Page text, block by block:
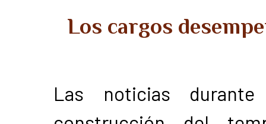
Los cargos
Las noticias